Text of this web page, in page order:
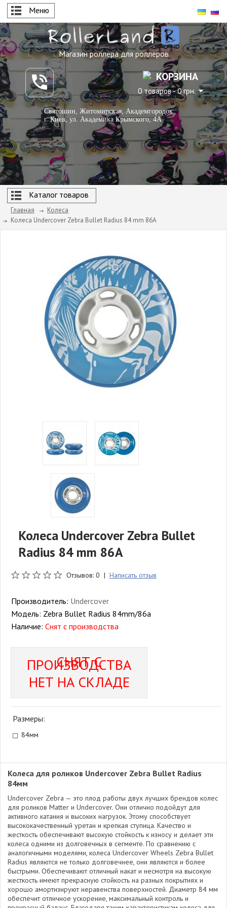
Меню
Магазин роллера для роллеров
КОРЗИНА
0 товаров - 0 грн.
Святошин, Житомирская, Академгородок
г. Киев, ул. Академика Крымского, 4А
Каталог товаров
Главная
Колеса
Колеса Undercover Zebra Bullet Radius 84 mm 86А
Колеса Undercover Zebra Bullet
Radius 84 mm 86А
Отзывов: 0 | Написать отзыв
Производитель: Undercover
Модель: Zebra Bullet Radius 84mm/86a
Наличие: Снят с производства
СНЯТ С
ПРОИЗВОДСТВА
НЕТ НА СКЛАДЕ
Размеры:
84мм
Колеса для роликов Undercover Zebra Bullet Radius
84мм
Undercover Zebra — это плод работы двух лучших брендов колес
для роликов Matter и Undercover. Они отлично подойдут для
активного катания и высоких нагрузок. Этому способствует
высококачественный уретан и крепкая ступица. Качество и
жесткость обеспечивают высокую стойкость к износу и делает эти
колеса одними из долговечных в сегменте. По сравнению с
аналогичными моделями, колеса Undercover Wheels Zebra Bullet
Radius являются не только долговечнее, они являются и более
быстрыми. Обеспечивают отличный накат и несмотря на высокую
жесткость имеют прекрасную стойкость на разных покрытиях и
хорошо амортизируют неравенства поверхностей. Диаметр 84 мм
обеспечит отличное ускорение, максимальный контроль и